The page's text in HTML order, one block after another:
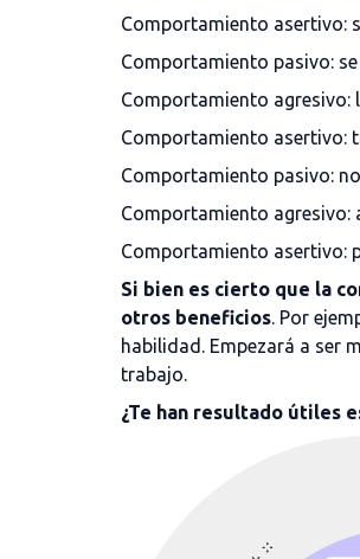
Comportamiento asertivo:
Comportamiento pasivo:
Comportamiento
Comportamiento asertivo:
Comportamiento pasivo:
Comportamiento agresivo:
Comportamiento asertivo:
Si bien es cierto que la
otros beneficios. Por
habilidad. Empezará a ser
trabajo.
¿Te han resultado útiles